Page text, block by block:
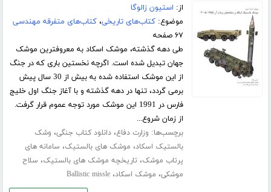
از: استیون زالوگا
موضوع:کتاب‌های تاریخی،کتاب‌های متفرقه مهندسی
۶۷ صفحه
طی دهه گذشته، موشک اسکاد به معروفترین موشک
جهان تبدیل شده است. اگرچه نخستین باری که در جنگ
از این موشک استفاده شده به بیش از 30 سال پیش
برمی گردد، تنها در دهه گذشته و با آغاز جنگ اول خلیج
فارس در 1991 این موشک مورد توجه عموم قرار گرفت.
از زمان شروع...
برچسب‌ها: وزارت دفاع،دانلود کتاب جنگی، وشک
بالستیک اسکاد، موشک های بالستیک، سامانه های
پرتاب موشک، تاریخچه موشک های بالستیک، سلاح
موشکی، موشک اسکاد،Ballistic missle